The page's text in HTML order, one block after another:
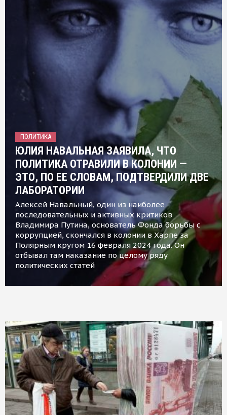
ПОЛИТИКА
ЮЛИЯ НАВАЛЬНАЯ ЗАЯВИЛА, ЧТО
ПОЛИТИКА ОТРАВИЛИ В КОЛОНИИ —
ЭТО, ПО ЕЕ СЛОВАМ, ПОДТВЕРДИЛИ ДВЕ
ЛАБОРАТОРИИ
Алексей Навальный, один из наиболее
последовательных и активных критиков
Владимира Путина, основатель Фонда борьбы с
коррупцией, скончался в колонии в Харпе за
Полярным кругом 16 февраля 2024 года. Он
отбывал там наказание по целому ряду
политических статей